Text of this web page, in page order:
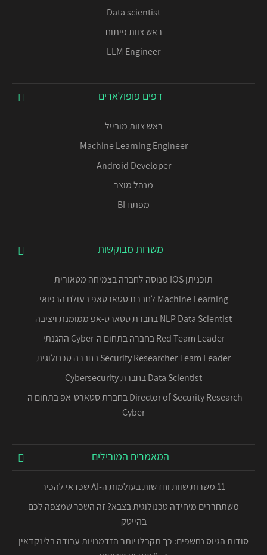
Data scientist
ראש צוות פיתוח
LLM Engineer
דפים פופולארים
ראש צוות מובייל
Machine Learning Engineer
Android Developer
מנהל מוצר
מפתח BI
משרות מבוקשות
תוכניתן IOS מנוסה לחברה בצמיחה מטאורית
Machine Learning לחברת סטארטאפ בעולם הרפואי
NLP Data Scientist בחברת סטארט-אפ ממומנת ויציבה
Red Team Leader בחברה בתחום ה-Cyber ההגנתי
Security Researcher Team Leader בחברה טכנולוגית
Data Scientist בחברת Cybersecurity
Director of Security Research בחברת סטארט-אפ בתחום ה-
Cyber
המאמרים המובילים
11 משרות שוות וחדשות בעולמות ה-AI שכדאי להכיר
משתחררים מיחידה טכנולוגית בצבא? זה השכר שמצפה לכם
בהייטק
סודות הגיוס נחשפים: כך תקבלו יותר הזדמנויות עבודה בלינקדאין